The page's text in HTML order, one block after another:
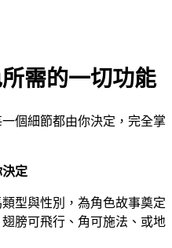
需的一切功能
個細節都由你決定，完全掌
定
型與性別，為角色故事奠定
膀可飛行、角可施法、或地